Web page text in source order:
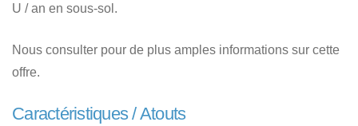
U / an en sous-sol.
Nous consulter pour de plus amples informations sur cette
offre.
Caractéristiques / Atouts